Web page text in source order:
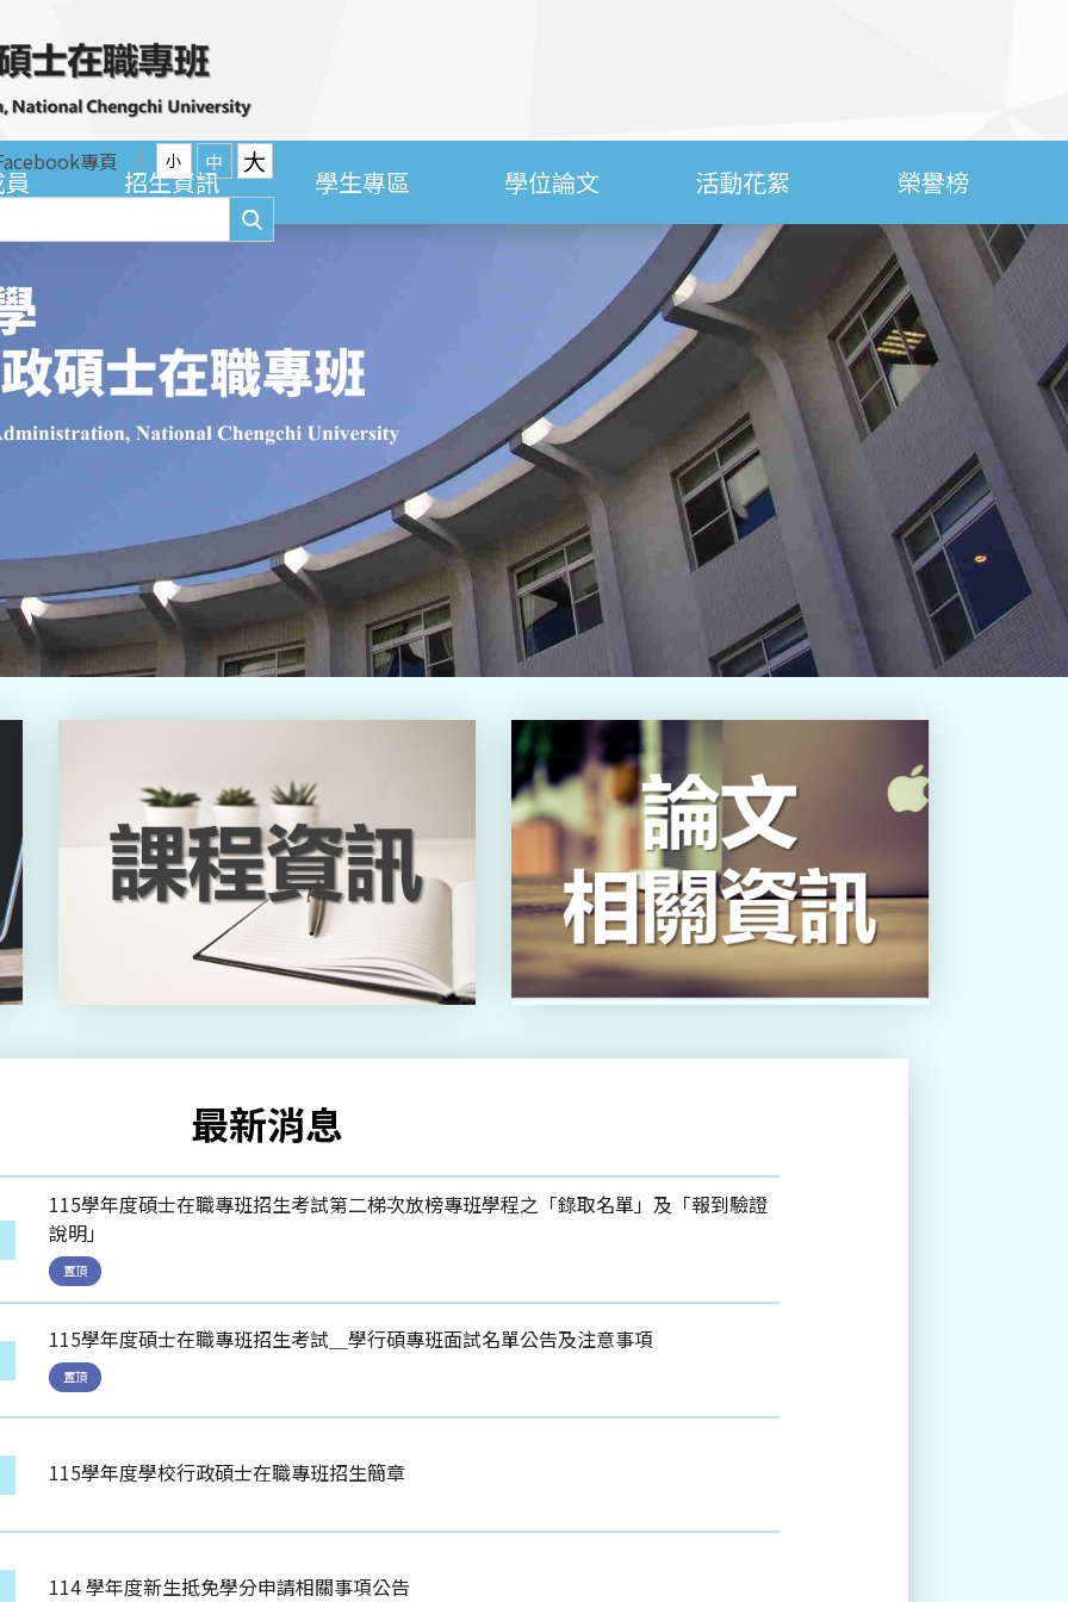
專頁 小 中 大
招生資訊 學生專區 學位論文 活動花絮 榮譽榜
最新消息
115學年度碩士在職專班招生考試第二梯次放榜專班學程之「錄取名單」及「報到驗證
說明」
置頂
115學年度碩士在職專班招生考試＿學行碩專班面試名單公告及注意事項
置頂
115學年度學校行政碩士在職專班招生簡章
114 學年度新生抵免學分申請相關事項公告